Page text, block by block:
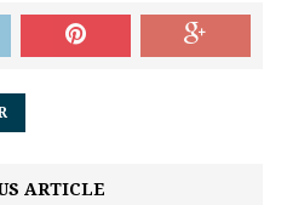
ARTICLE